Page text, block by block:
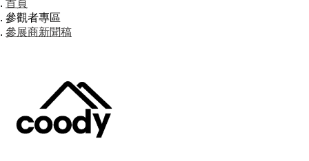
首頁
參觀者專區
參展商新聞稿